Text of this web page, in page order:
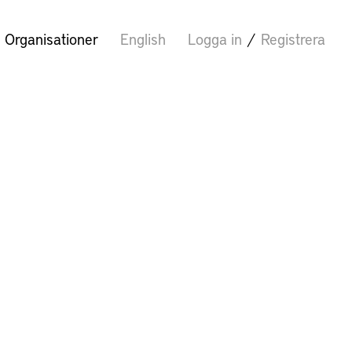
Organisationer English Logga in / Registrera